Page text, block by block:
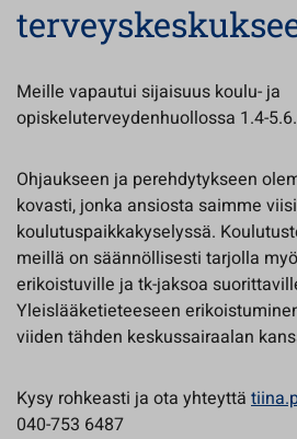
Meille vapautui sijaisuus koulu- ja
opiskeluterveydenhuollossa 1.4-
Ohjaukseen ja perehdytykseen
kovasti, jonka ansiosta saimme
koulutuspaikkakyselyssä.
meillä on säännöllisesti tarjolla
erikoistuville ja tk-jaksoa
Yleislääketieteeseen
viiden tähden keskussairaalan
Kysy rohkeasti ja ota yhteyttä
040-753 6487